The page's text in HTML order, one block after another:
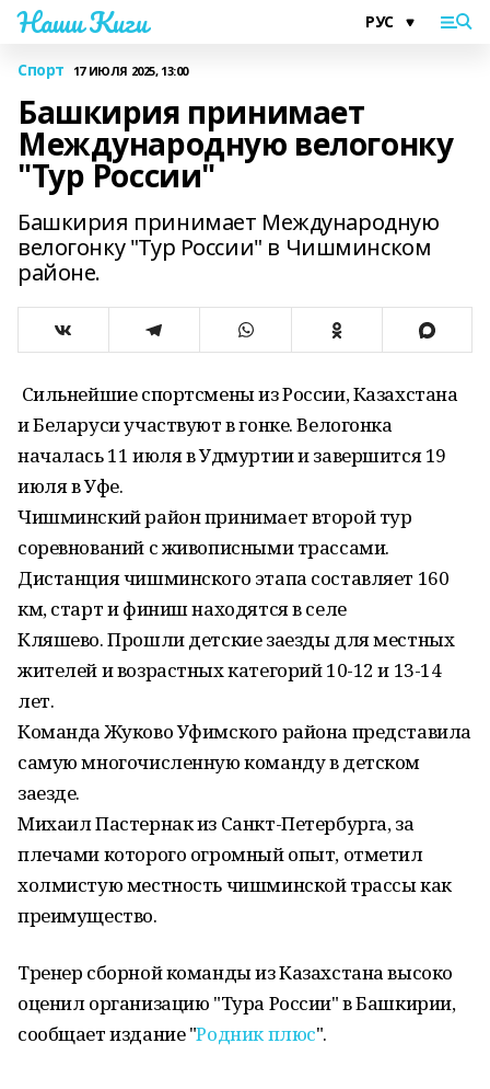
Наши Киги
Спорт 17 ИЮЛЯ 2025, 13:00
Башкирия принимает
Международную велогонку
"Тур России"
Башкирия принимает Международную
велогонку "Тур России" в Чишминском
районе.
Сильнейшие спортсмены из России, Казахстана
и Беларуси участвуют в гонке. Велогонка
началась 11 июля в Удмуртии и завершится 19
июля в Уфе.
Чишминский район принимает второй тур
соревнований с живописными трассами.
Дистанция чишминского этапа составляет 160
км, старт и финиш находятся в селе
Кляшево. Прошли детские заезды для местных
жителей и возрастных категорий 10-12 и 13-14
лет.
Команда Жуково Уфимского района представила
самую многочисленную команду в детском
заезде.
Михаил Пастернак из Санкт-Петербурга, за
плечами которого огромный опыт, отметил
холмистую местность чишминской трассы как
преимущество.
Тренер сборной команды из Казахстана высоко
оценил организацию "Тура России" в Башкирии,
сообщает издание "Родник плюс".